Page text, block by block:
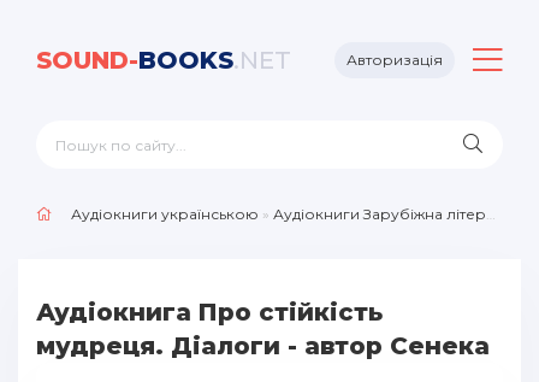
SOUND-BOOKS.NET Авторизація
Аудіокниги українською » Аудіокниги Зарубіжна література
Аудіокнига Про стійкість
мудреця. Діалоги - автор Сенека